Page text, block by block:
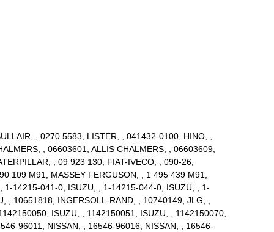
, 0270.5583, LISTER, , 041432-0100, HINO, ,
, 06603601, ALLIS CHALMERS, , 06603609,
, 09 923 130, FIAT-IVECO, , 090-26,
109 M91, MASSEY FERGUSON, , 1 495 439 M91,
1-14215-041-0, ISUZU, , 1-14215-044-0, ISUZU, , 1-
10651818, INGERSOLL-RAND, , 10740149, JLG, ,
ISUZU, , 1142150051, ISUZU, , 1142150070,
96011, NISSAN, , 16546-96016, NISSAN, , 16546-